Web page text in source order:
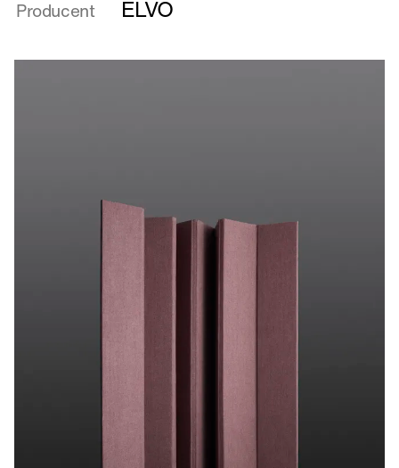
Extra
Producent ELVO